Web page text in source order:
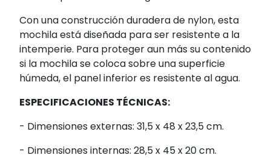
Con una construcción duradera de nylon, esta
mochila está diseñada para ser resistente a la
intemperie. Para proteger aun más su contenido
si la mochila se coloca sobre una superficie
húmeda, el panel inferior es resistente al agua.
ESPECIFICACIONES TÉCNICAS:
- Dimensiones externas: 31,5 x 48 x 23,5 cm.
- Dimensiones internas: 28,5 x 45 x 20 cm.